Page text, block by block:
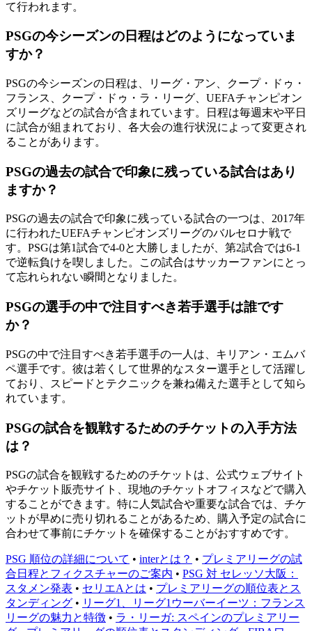
て行われます。
PSGの今シーズンの日程はどのようになっていま
すか？
PSGの今シーズンの日程は、リーグ・アン、クープ・ドゥ・
フランス、クープ・ドゥ・ラ・リーグ、UEFAチャンピオン
ズリーグなどの試合が含まれています。日程は毎週末や平日
に試合が組まれており、各大会の進行状況によって変更され
ることがあります。
PSGの過去の試合で印象に残っている試合はあり
ますか？
PSGの過去の試合で印象に残っている試合の一つは、2017年
に行われたUEFAチャンピオンズリーグのバルセロナ戦で
す。PSGは第1試合で4-0と大勝しましたが、第2試合では6-1
で逆転負けを喫しました。この試合はサッカーファンにとっ
て忘れられない瞬間となりました。
PSGの選手の中で注目すべき若手選手は誰です
か？
PSGの中で注目すべき若手選手の一人は、キリアン・エムバ
ペ選手です。彼は若くして世界的なスター選手として活躍し
ており、スピードとテクニックを兼ね備えた選手として知ら
れています。
PSGの試合を観戦するためのチケットの入手方法
は？
PSGの試合を観戦するためのチケットは、公式ウェブサイト
やチケット販売サイト、現地のチケットオフィスなどで購入
することができます。特に人気試合や重要な試合では、チケ
ットが早めに売り切れることがあるため、購入予定の試合に
合わせて事前にチケットを確保することがおすすめです。
PSG 順位の詳細について • interとは？ • プレミアリーグの試
合日程とフィクスチャーのご案内 • PSG 対 セレッソ大阪：
スタメン発表 • セリエAとは • プレミアリーグの順位表とス
タンディング • リーグ1、リーグ1ウーバーイーツ：フランス
リーグの魅力と特徴 • ラ・リーガ: スペインのプレミアリー